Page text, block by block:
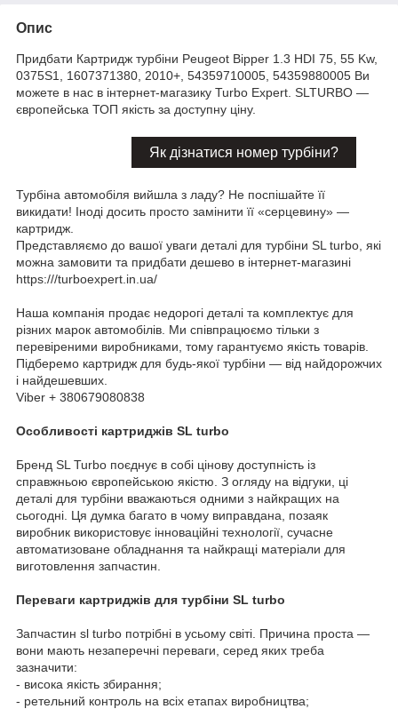
Опис
Придбати Картридж турбіни Peugeot Bipper 1.3 HDI 75, 55 Kw,
0375S1, 1607371380, 2010+, 54359710005, 54359880005 Ви
можете в нас в інтернет-магазику Turbo Expert. SLTURBO —
європейська ТОП якість за доступну ціну.
Як дізнатися номер турбіни?
Турбіна автомобіля вийшла з ладу? Не поспішайте її
викидати! Іноді досить просто замінити її «серцевину» —
картридж.
Представляємо до вашої уваги деталі для турбіни SL turbo, які
можна замовити та придбати дешево в інтернет-магазині
https:///turboexpert.in.ua/
Наша компанія продає недорогі деталі та комплектує для
різних марок автомобілів. Ми співпрацюємо тільки з
перевіреними виробниками, тому гарантуємо якість товарів.
Підберемо картридж для будь-якої турбіни — від найдорожчих
і найдешевших.
Viber + 380679080838
Особливості картриджів SL turbo
Бренд SL Turbo поєднує в собі цінову доступність із
справжньою європейською якістю. З огляду на відгуки, ці
деталі для турбіни вважаються одними з найкращих на
сьогодні. Ця думка багато в чому виправдана, позаяк
виробник використовує інноваційні технології, сучасне
автоматизоване обладнання та найкращі матеріали для
виготовлення запчастин.
Переваги картриджів для турбіни SL turbo
Запчастин sl turbo потрібні в усьому світі. Причина проста —
вони мають незаперечні переваги, серед яких треба
зазначити:
- висока якість збирання;
- ретельний контроль на всіх етапах виробництва;